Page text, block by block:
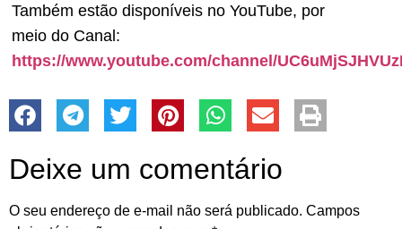
Também estão disponíveis no YouTube, por
meio do Canal:
https://www.youtube.com/channel/
Deixe um comentário
O seu endereço de e-mail não será publicado. Campos